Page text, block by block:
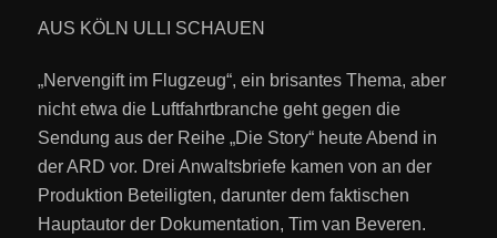
AUS KÖLN ULLI SCHAUEN
„Nervengift im Flugzeug“, ein brisantes Thema, aber
nicht etwa die Luftfahrtbranche geht gegen die
Sendung aus der Reihe „Die Story“ heute Abend in
der ARD vor. Drei Anwaltsbriefe kamen von an der
Produktion Beteiligten, darunter dem faktischen
Hauptautor der Dokumentation, Tim van Beveren.